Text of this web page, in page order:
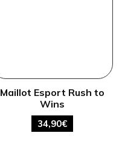
Maillot Esport Rush to
Wins
34,90€